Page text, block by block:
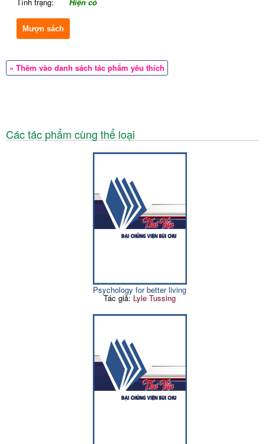
Mượn sách
» Thêm vào danh sách tác phẩm yêu thích
Các tác phẩm cùng thể loại
Psychology for better living
Tác giả: Lyle Tussing